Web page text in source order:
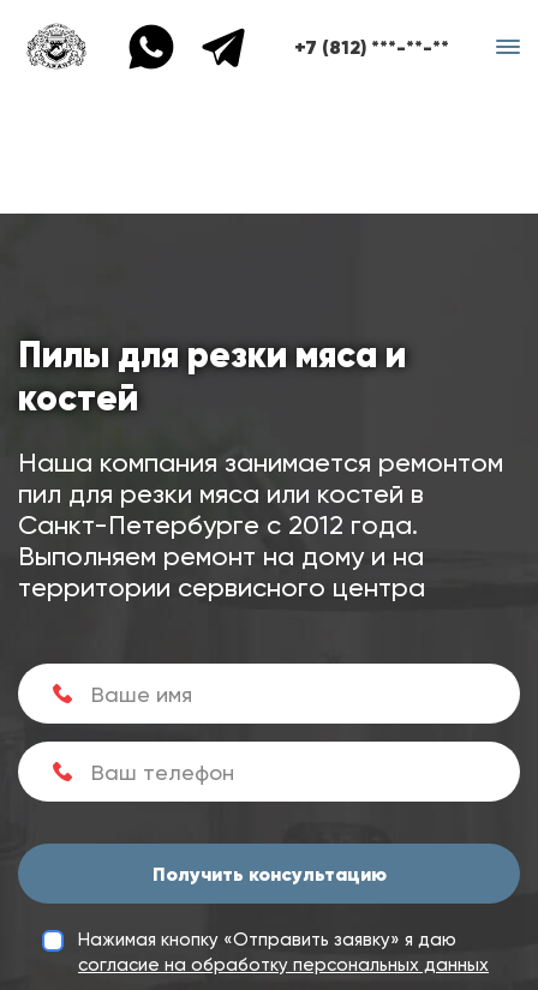
+7 (812) ***-**-**
Пилы для резки мяса и
костей
Наша компания занимается ремонтом
пил для резки мяса или костей в
Санкт-Петербурге с 2012 года.
Выполняем ремонт на дому и на
территории сервисного центра
Получить консультацию
Нажимая кнопку «Отправить заявку» я даю
согласие на обработку персональных данных